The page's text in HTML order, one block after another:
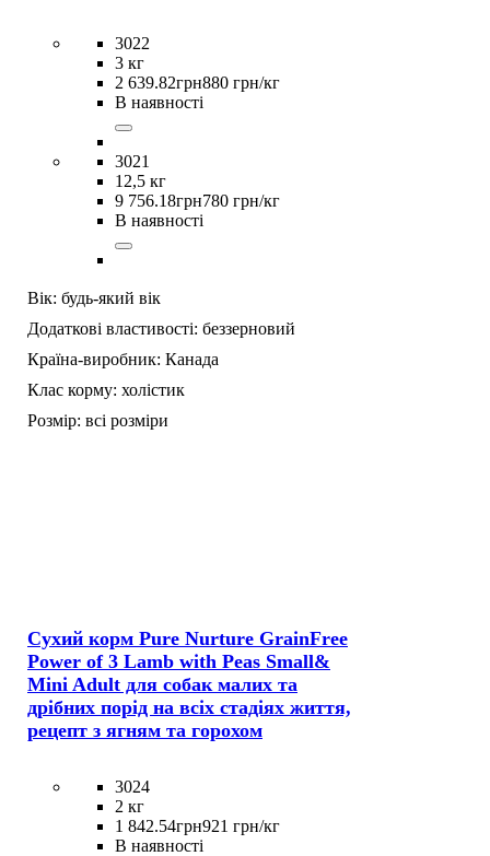
3022
3 кг
2 639.82грн880 грн/кг
В наявності
3021
12,5 кг
9 756.18грн780 грн/кг
В наявності
Вік: будь-який вік
Додаткові властивості: беззерновий
Країна-виробник: Канада
Клас корму: холістик
Розмір: всі розміри
Сухий корм Pure Nurture GrainFree
Power of 3 Lamb with Peas Small&
Mini Adult для собак малих та
дрібних порід на всіх стадіях життя,
рецепт з ягням та горохом
3024
2 кг
1 842.54грн921 грн/кг
В наявності